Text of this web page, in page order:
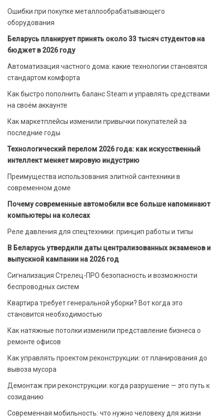
Ошибки при покупке металлообрабатывающего
оборудования
Беларусь планирует принять около 33 тысяч студентов на
бюджет в 2026 году
Автоматизация частного дома: какие технологии становятся
стандартом комфорта
Как быстро пополнить баланс Steam и управлять средствами
на своём аккаунте
Как маркетплейсы изменили привычки покупателей за
последние годы
Технологический перелом 2026 года: как искусственный
интеллект меняет мировую индустрию
Преимущества использования элитной сантехники в
современном доме
Почему современные автомобили все больше напоминают
компьютеры на колесах
Реле давления для спецтехники: принцип работы и типы
В Беларусь утвердили даты централизованных экзаменов и
выпускной кампании на 2026 год
Сигнализация Стрелец-ПРО безопасность и возможности
беспроводных систем
Квартира требует генеральной уборки? Вот когда это
становится необходимостью
Как натяжные потолки изменили представление бизнеса о
ремонте офисов
Как управлять проектом реконструкции: от планирования до
вывоза мусора
Демонтаж при реконструкции: когда разрушение — это путь к
созиданию
Современная мобильность: что нужно человеку для жизни